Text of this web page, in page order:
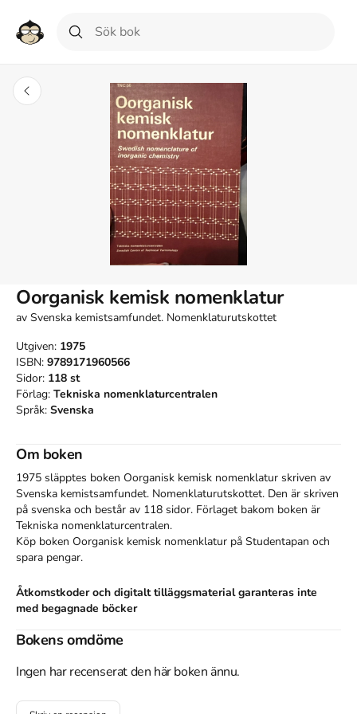
Oorganisk kemisk nomenklatur
av Svenska kemistsamfundet. Nomenklaturutskottet
Utgiven: 1975
ISBN: 9789171960566
Sidor: 118 st
Förlag: Tekniska nomenklaturcentralen
Språk: Svenska
Om boken
1975 släpptes boken Oorganisk kemisk nomenklatur skriven av
Svenska kemistsamfundet. Nomenklaturutskottet. Den är skriven
på svenska och består av 118 sidor. Förlaget bakom boken är
Tekniska nomenklaturcentralen.
Köp boken Oorganisk kemisk nomenklatur på Studentapan och
spara pengar.
Åtkomstkoder och digitalt tilläggsmaterial garanteras inte
med begagnade böcker
Referera tillOorganisk kemisk nomenklatur
Harvard
Nomenklaturutskottet, S. kemistsamfundet. (1975).
Bokens omdöme
Ingen har recenserat den här boken ännu.